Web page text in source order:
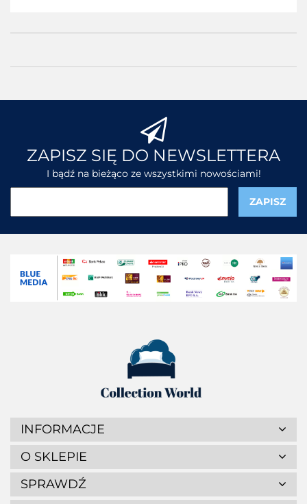
ZAPISZ SIĘ DO NEWSLETTERA
I bądź na bieżąco ze wszystkimi nowościami!
INFORMACJE
O SKLEPIE
SPRAWDŹ